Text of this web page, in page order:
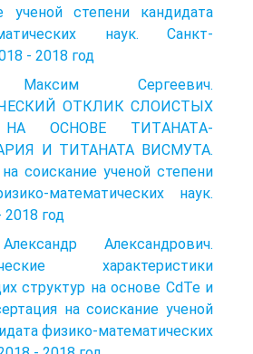
ученой степени кандидата
наук. Санкт-
- 2018 год
Сергеевич.
ОТКЛИК СЛОИСТЫХ
ОСНОВЕ ТИТAHATА-
И ТИТАНАТА ВИСМУТА.
соискание ученой степени
математических наук.
год
Александрович.
характеристики
структур на основе CdTe и
на соискание ученой
физико-математических